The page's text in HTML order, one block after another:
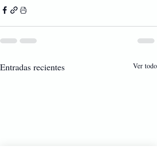
Entradas recientes Ver todo